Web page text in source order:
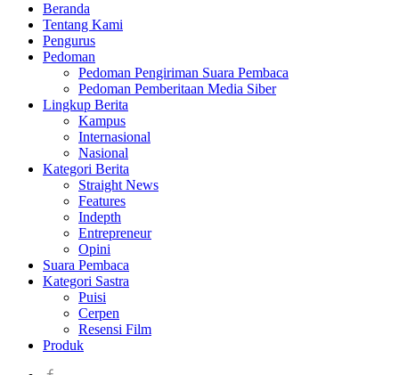
Beranda
Tentang Kami
Pengurus
Pedoman
Pedoman Pengiriman Suara Pembaca
Pedoman Pemberitaan Media Siber
Lingkup Berita
Kampus
Internasional
Nasional
Kategori Berita
Straight News
Features
Indepth
Entrepreneur
Opini
Suara Pembaca
Kategori Sastra
Puisi
Cerpen
Resensi Film
Produk